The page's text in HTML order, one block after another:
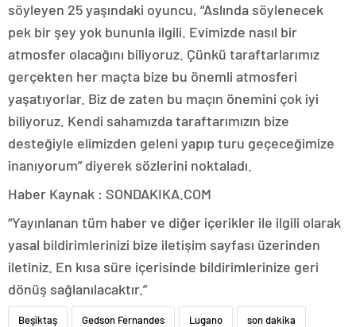
söyleyen 25 yaşındaki oyuncu, “Aslında söylenecek
pek bir şey yok bununla ilgili. Evimizde nasıl bir
atmosfer olacağını biliyoruz. Çünkü taraftarlarımız
gerçekten her maçta bize bu önemli atmosferi
yaşatıyorlar. Biz de zaten bu maçın önemini çok iyi
biliyoruz. Kendi sahamızda taraftarımızın bize
desteğiyle elimizden geleni yapıp turu geçeceğimize
inanıyorum” diyerek sözlerini noktaladı.
Haber Kaynak : SONDAKIKA.COM
“Yayınlanan tüm haber ve diğer içerikler ile ilgili olarak
yasal bildirimlerinizi bize iletişim sayfası üzerinden
iletiniz. En kısa süre içerisinde bildirimlerinize geri
dönüş sağlanılacaktır.”
Beşiktaş Gedson Fernandes Lugano son dakika